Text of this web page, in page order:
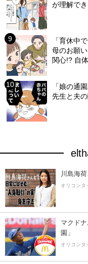
が理解で
「育休中
母のお願
関心!? 自
「娘の通
先生と夫
川島海
オリコンタ
マクド
園」
オリコンタ